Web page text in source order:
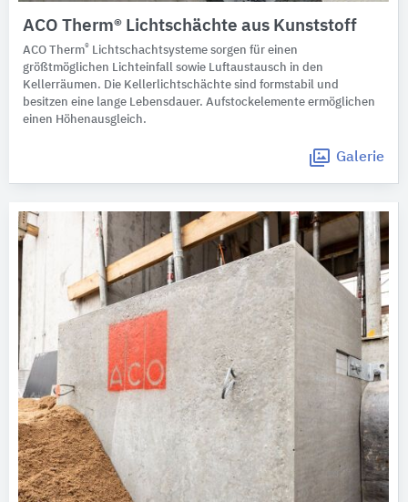
ACO Therm® Lichtschächte aus Kunststoff
ACO Therm® Lichtschachtsysteme sorgen für einen
größtmöglichen Lichteinfall sowie Luftaustausch in den
Kellerräumen. Die Kellerlichtschächte sind formstabil und
besitzen eine lange Lebensdauer. Aufstockelemente ermöglichen
einen Höhenausgleich.
Galerie